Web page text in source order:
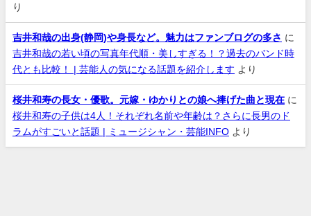
り
吉井和哉の出身(静岡)や身長など。魅力はファンブログの多さ に
吉井和哉の若い頃の写真年代順・美しすぎる！？過去のバンド時
代とも比較！ | 芸能人の気になる話題を紹介します より
桜井和寿の長女・優歌。元嫁・ゆかりとの娘へ捧げた曲と現在 に
桜井和寿の子供は4人！それぞれ名前や年齢は？さらに長男のド
ラムがすごいと話題 | ミュージシャン・芸能INFO より